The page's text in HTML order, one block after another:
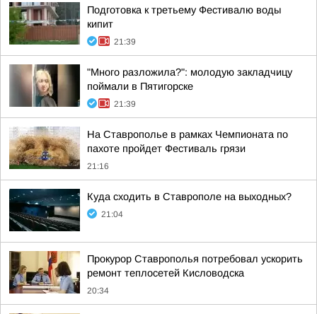
Подготовка к третьему Фестивалю воды
кипит
21:39
"Много разложила?": молодую закладчицу
поймали в Пятигорске
21:39
На Ставрополье в рамках Чемпионата по
пахоте пройдет Фестиваль грязи
21:16
Куда сходить в Ставрополе на выходных?
21:04
Прокурор Ставрополья потребовал ускорить
ремонт теплосетей Кисловодска
20:34